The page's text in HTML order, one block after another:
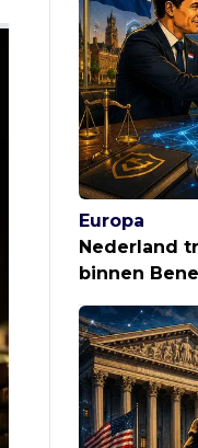
Europa
Nederland
binnen